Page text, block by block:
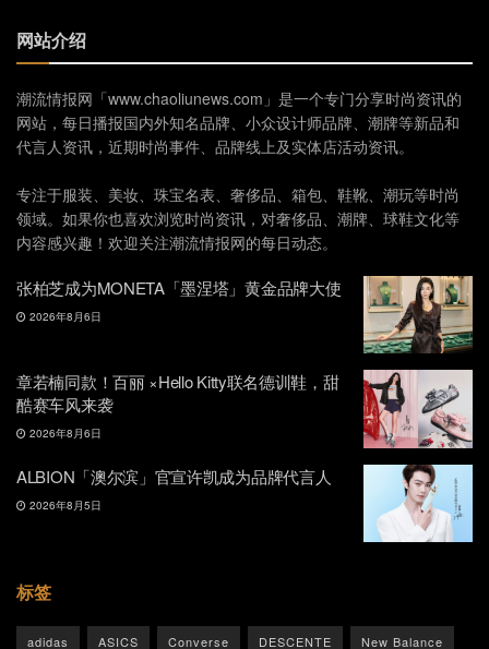
网站介绍
潮流情报网「www.chaoliunews.com」是一个专门分享时尚资讯的
网站，每日播报国内外知名品牌、小众设计师品牌、潮牌等新品和
代言人资讯，近期时尚事件、品牌线上及实体店活动资讯。
专注于服装、美妆、珠宝名表、奢侈品、箱包、鞋靴、潮玩等时尚
领域。如果你也喜欢浏览时尚资讯，对奢侈品、潮牌、球鞋文化等
内容感兴趣！欢迎关注潮流情报网的每日动态。
张柏芝成为MONETA「墨涅塔」黄金品牌大使
2026年8月6日
章若楠同款！百丽 ×Hello Kitty联名德训鞋，甜
酷赛车风来袭
2026年8月6日
ALBION「澳尔滨」官宣许凯成为品牌代言人
2026年8月5日
标签
adidas ASICS Converse DESCENTE New Balance